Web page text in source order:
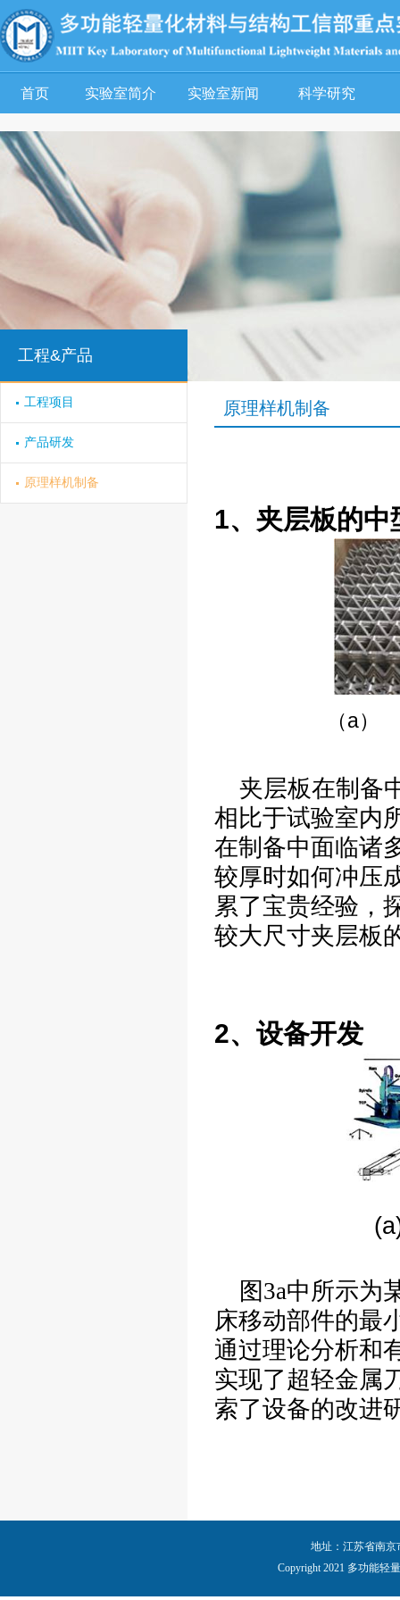
首页 实验室简介 实验室新闻 科学研究
工程&产品
工程项目
产品研发
原理样机制备
原理样机制备
1、夹层板的中
夹层板在制备
相比于试验室内
在制备中面临诸
较厚时如何冲压
累了宝贵经验，
较大尺寸夹层板
2、设备开发
图3a中所示为
床移动部件的最
通过理论分析和
实现了超轻金属
索了设备的改进
地址：江苏省南京
Copyright 2021 多功能轻